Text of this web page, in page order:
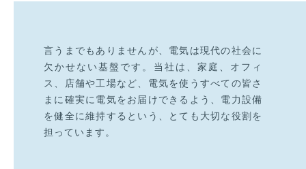
言うまでもありませんが、電気は現代の社会に
欠かせない基盤です。当社は、家庭、オフィ
ス、店舗や工場など、電気を使うすべての皆さ
まに確実に電気をお届けできるよう、電力設備
を健全に維持するという、とても大切な役割を
担っています。